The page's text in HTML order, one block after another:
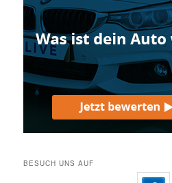
BESUCH UNS AUF